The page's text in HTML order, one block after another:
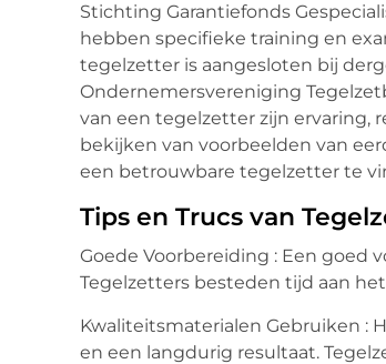
Stichting Garantiefonds
hebben specifieke training en
tegelzetter is aangesloten bij
Ondernemersvereniging
van een tegelzetter zijn ervaring,
bekijken van voorbeelden van
een betrouwbare tegelzetter te
Tips en Trucs van
Goede Voorbereiding : Een goed
Tegelzetters besteden tijd aan
Kwaliteitsmaterialen Gebruiken :
en een langdurig resultaat.